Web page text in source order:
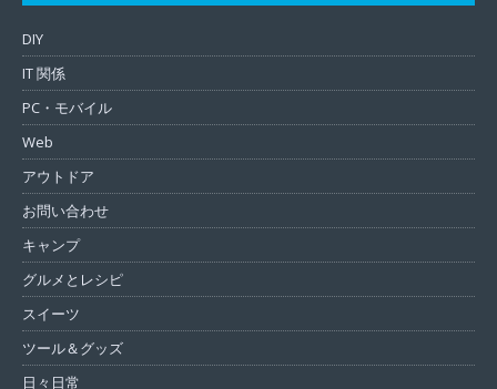
DIY
IT 関係
PC・モバイル
Web
アウトドア
お問い合わせ
キャンプ
グルメとレシピ
スイーツ
ツール＆グッズ
日々日常